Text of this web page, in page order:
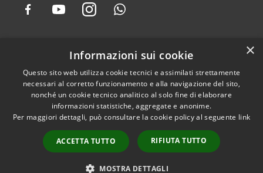
Facebook YoutubeInstagram
Accessibilità
Privacy
Mappa del sito
Dichiarazione e Feedback
accessibilità sito e app
Gandino • Powered by
Municipium•Accesso
redazione
×
Informazioni sui cookie
Questo sito web utilizza cookie tecnici e assimilati strettamente
necessari al corretto funzionamento e alla navigazione del sito,
nonché un cookie tecnico analitico al solo fine di elaborare
informazioni statistiche, aggregate e anonime.
Per maggiori dettagli, può consultare la cookie policy al seguente link
ACCETTA TUTTO RIFIUTA TUTTO
MOSTRA DETTAGLI